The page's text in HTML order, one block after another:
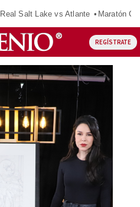
Real Salt Lake vs Atlante Maratón
REGÍSTRATE